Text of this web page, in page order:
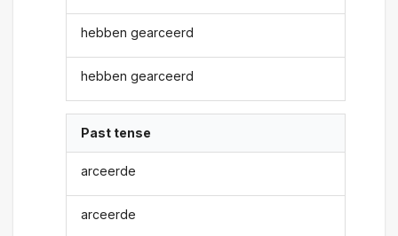
hebben gearceerd
hebben gearceerd
Past tense
arceerde
arceerde